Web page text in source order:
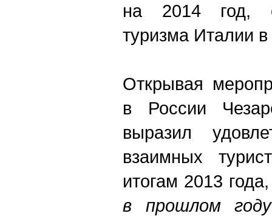
на 2014 год,
туризма Италии
Открывая
в России
выразил
взаимных
итогам 2013
в прошлом